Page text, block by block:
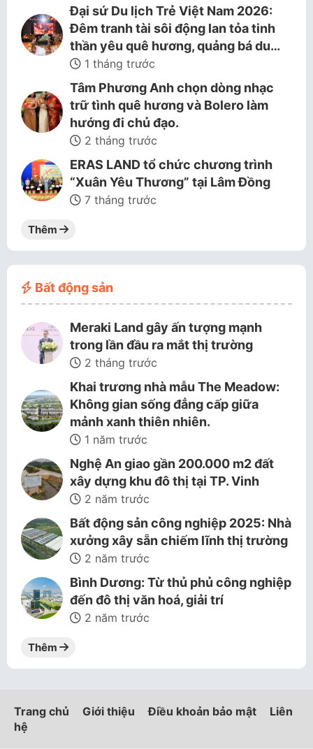
Đại sứ Du lịch Trẻ Việt Nam 2026:
Đêm tranh tài sôi động lan tỏa tinh
thần yêu quê hương, quảng bá du…
1 tháng trước
Tâm Phương Anh chọn dòng nhạc
trữ tình quê hương và Bolero làm
hướng đi chủ đạo.
2 tháng trước
ERAS LAND tổ chức chương trình
“Xuân Yêu Thương” tại Lâm Đồng
7 tháng trước
Thêm
Bất động sản
Meraki Land gây ấn tượng mạnh
trong lần đầu ra mắt thị trường
2 tháng trước
Khai trương nhà mẫu The Meadow:
Không gian sống đẳng cấp giữa
mảnh xanh thiên nhiên.
1 năm trước
Nghệ An giao gần 200.000 m2 đất
xây dựng khu đô thị tại TP. Vinh
2 năm trước
Bất động sản công nghiệp 2025: Nhà
xưởng xây sẵn chiếm lĩnh thị trường
2 năm trước
Bình Dương: Từ thủ phủ công nghiệp
đến đô thị văn hoá, giải trí
2 năm trước
Thêm
Trang chủ Giới thiệu Điều khoản bảo mật
Liên
hệ